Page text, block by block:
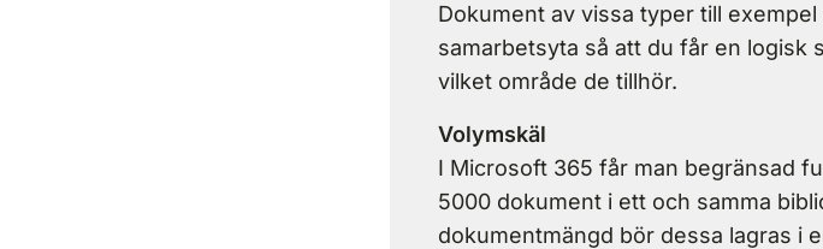
Dokument av vissa typer till
samarbetsyta så att du får en logisk
vilket område de tillhör.
Volymskäl
I Microsoft 365 får man begränsad
5000 dokument i ett och samma
dokumentmängd bör dessa lagras i